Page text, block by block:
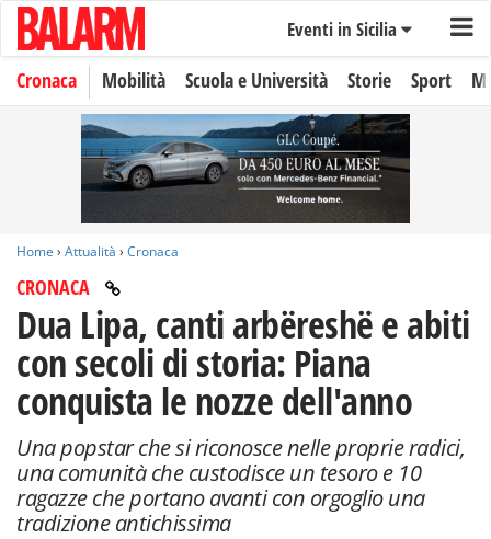
Eventi in Sicilia
Cronaca Mobilità Scuola e Università Storie Sport
Home › Attualità › Cronaca
CRONACA
Dua Lipa, canti arbëreshë e abiti
con secoli di storia: Piana
conquista le nozze dell'anno
Una popstar che si riconosce nelle proprie radici,
una comunità che custodisce un tesoro e 10
ragazze che portano avanti con orgoglio una
tradizione antichissima